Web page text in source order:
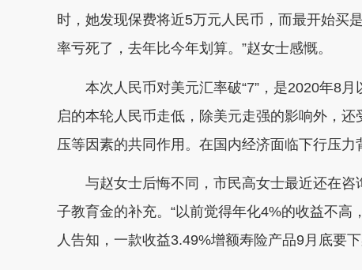
时，她发现保费将近5万元人民币，而最开始买
率亏死了，去年比今年划算。”赵女士感慨。
本次人民币对美元汇率破“7”，是2020年8月
启的本轮人民币走低，除美元走强的影响外，
压等因素的共同作用。在国内经济面临下行压力
与赵女士后悔不同，市民高女士最近还在咨
子教育金的补充。“以前觉得年化4%的收益不
人告知，一款收益3.49%增额寿险产品9月底要